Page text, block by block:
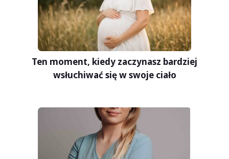
Ten moment, kiedy zaczynasz bardziej
wsłuchiwać się w swoje ciało